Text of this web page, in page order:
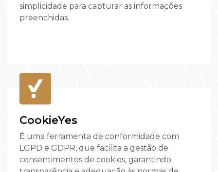
simplicidade para capturar as informações
preenchidas.
CookieYes
É uma ferramenta de conformidade com
LGPD e GDPR, que facilita a gestão de
consentimentos de cookies, garantindo